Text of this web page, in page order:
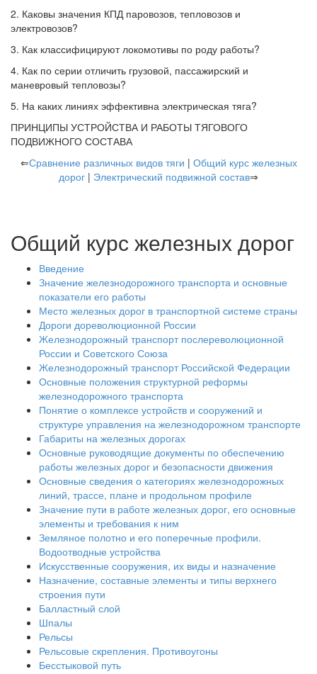
2. Каковы значения КПД паровозов, тепловозов и
электровозов?
3. Как классифицируют локомотивы по роду работы?
4. Как по серии отличить грузовой, пассажирский и
маневровый тепловозы?
5. На каких линиях эффективна электрическая тяга?
ПРИНЦИПЫ УСТРОЙСТВА И РАБОТЫ ТЯГОВОГО
ПОДВИЖНОГО СОСТАВА
⇐Сравнение различных видов тяги | Общий курс железных
дорог | Электрический подвижной состав⇒
Общий курс железных дорог
Введение
Значение железнодорожного транспорта и основные
показатели его работы
Место железных дорог в транспортной системе страны
Дороги дореволюционной России
Железнодорожный транспорт послереволюционной
России и Советского Союза
Железнодорожный транспорт Российской Федерации
Основные положения структурной реформы
железнодорожного транспорта
Понятие о комплексе устройств и сооружений и
структуре управления на железнодорожном транспорте
Габариты на железных дорогах
Основные руководящие документы по обеспечению
работы железных дорог и безопасности движения
Основные сведения о категориях железнодорожных
линий, трассе, плане и продольном профиле
Значение пути в работе железных дорог, его основные
элементы и требования к ним
Земляное полотно и его поперечные профили.
Водоотводные устройства
Искусственные сооружения, их виды и назначение
Назначение, составные элементы и типы верхнего
строения пути
Балластный слой
Шпалы
Рельсы
Рельсовые скрепления. Противоугоны
Бесстыковой путь